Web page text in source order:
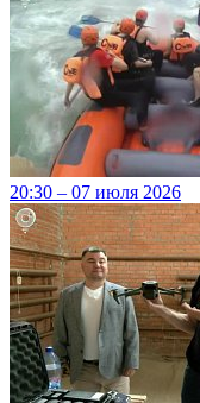
20:30 – 07 июля 2026